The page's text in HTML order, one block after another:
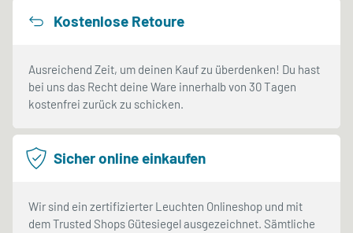
Kostenlose Retoure
Ausreichend Zeit, um deinen Kauf zu überdenken! Du hast
bei uns das Recht deine Ware innerhalb von 30 Tagen
kostenfrei zurück zu schicken.
Sicher online einkaufen
Wir sind ein zertifizierter Leuchten Onlineshop und mit
dem Trusted Shops Gütesiegel ausgezeichnet. Sämtliche